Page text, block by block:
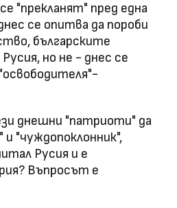
"прекланят" пред една
се опитва да пороби
българските
но не - днес се
днешни "патриоти" да
и "чуждопоклонник",
Русия и е
Въпросът е